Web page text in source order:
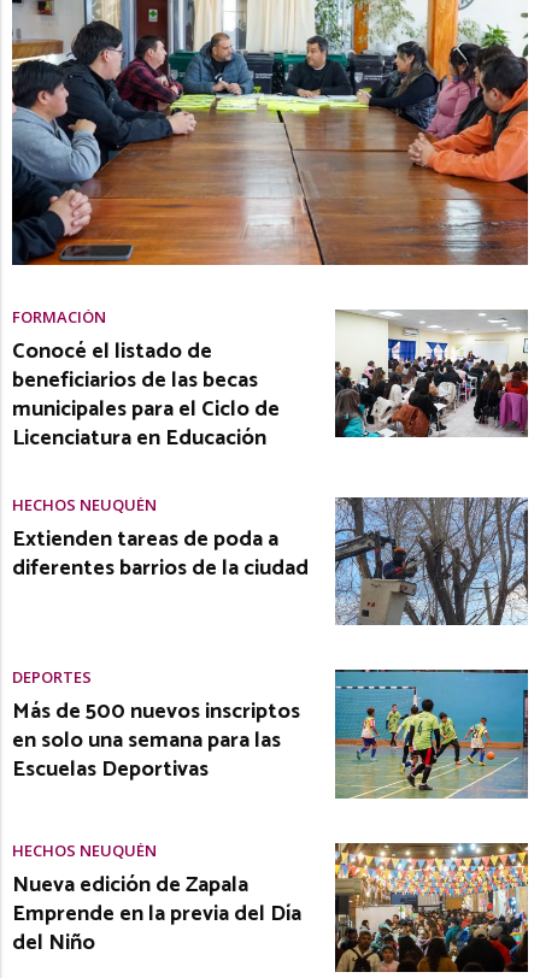
FORMACIÓN
Conocé el listado de
beneficiarios de las becas
municipales para el Ciclo de
Licenciatura en Educación
HECHOS NEUQUÉN
Extienden tareas de poda a
diferentes barrios de la ciudad
DEPORTES
Más de 500 nuevos inscriptos
en solo una semana para las
Escuelas Deportivas
HECHOS NEUQUÉN
Nueva edición de Zapala
Emprende en la previa del Día
del Niño